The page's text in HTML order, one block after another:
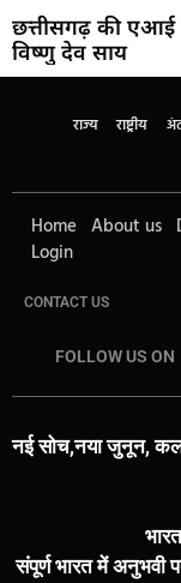
छत्तीसगढ़ की एआई
विष्णु देव साय
राज्य राष्ट्रीय
Home About us
Login
CONTACT US
FOLLOW US ON
नई सोच,नया जुनून,
संपूर्ण भारत में अनुभवी